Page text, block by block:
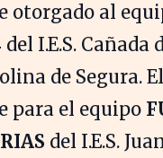
otorgado al
del I.E.S. Cañada
de Segura.
para el equipo
del I.E.S.